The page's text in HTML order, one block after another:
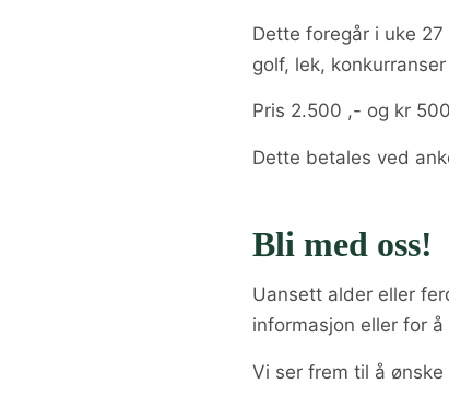
Dette foregår i uke
golf, lek,
Pris 2.500 ,- og kr
Dette betales ved
Bli med oss!
Uansett alder eller
informasjon eller for
Vi ser frem til å